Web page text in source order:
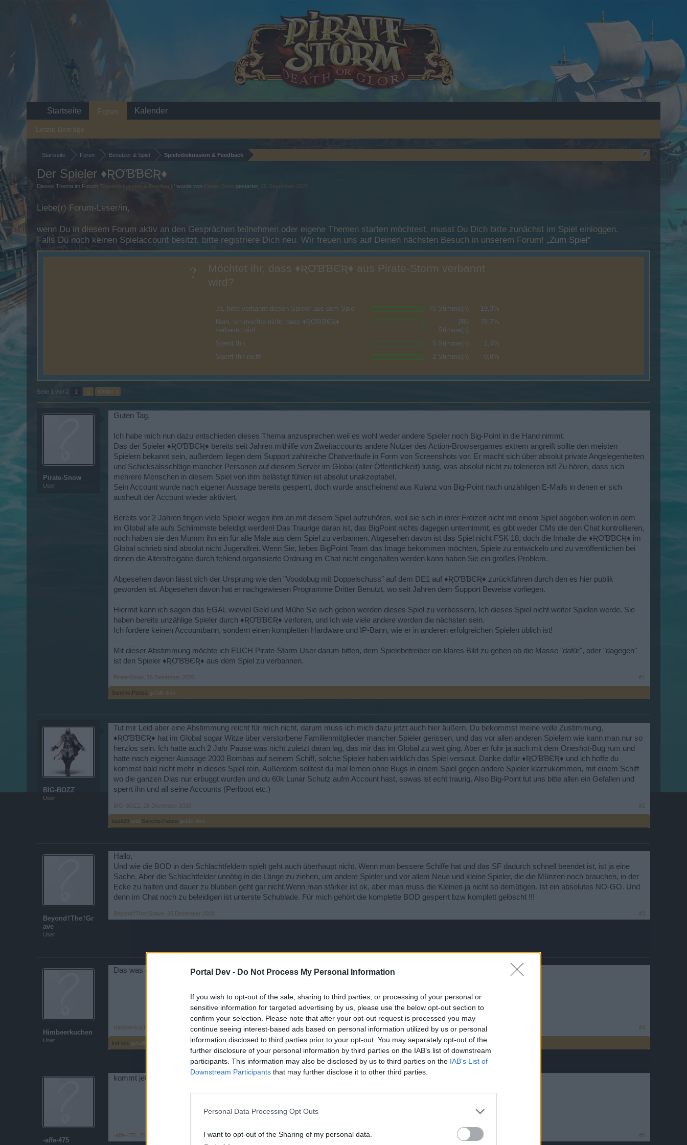
Portal Dev - Do Not Process My Personal Information
If you wish to opt-out of the sale, sharing to third parties, or processing of your personal or
sensitive information for targeted advertising by us, please use the below opt-out section to
confirm your selection. Please note that after your opt-out request is processed you may
continue seeing interest-based ads based on personal information utilized by us or personal
information disclosed to third parties prior to your opt-out. You may separately opt-out of the
further disclosure of your personal information by third parties on the IAB’s list of downstream
participants. This information may also be disclosed by us to third parties on the IAB’s List of
Downstream Participants that may further disclose it to other third parties.
Personal Data Processing Opt Outs
I want to opt-out of the Sharing of my personal data.
Startseite Foren Benutzer & Spiel Spielediskussion & Feedback
Der Spieler ♦ƦƠƁƁЄƦ♦
Dieses Thema im Forum ' Spielediskussion & Feedback' wurde von Pirate-Snow gestartet, 26 Dezember 2020
Liebe(r) Forum-Leser/in,
wenn Du in diesem Forum aktiv an den Gesprächen teilnehmen oder eigene Themen starten möchtest, musst Du Dich bitte zunächst im Spiel einloggen.
Falls Du noch keinen Spielaccount besitzt, bitte registriere Dich neu. Wir freuen uns auf Deinen nächsten Besuch in unserem Forum! „Zum Spiel“
?
Möchtet ihr, dass ♦ƦƠƁƁЄƦ♦ aus Pirate-Storm verbannt
wird?
Ja, bitte verbannt diesen Spieler aus dem Spiel 70 Stimme(n)
19,3%
Nein, ich möchte nicht, dass ♦ƦƠƁƁЄƦ♦
verbannt wird
285
Stimme(n)
78,7%
Sperrt Ihn 5 Stimme(n)
1,4%
Sperrt Ihn nicht
2 Stimme(n) 0,6%
Seite 1 von 2 1 2 Weiter >
Pirate-Snow
User
Guten Tag,
Ich habe mich nun dazu entschieden dieses Thema anzusprechen weil es wohl weder andere Spieler noch Big-Point in die Hand nimmt.
Das der Spieler ♦ƦƠƁƁЄƦ♦ bereits seit Jahren mithilfe von Zweitaccounts andere Nutzer des Action-Browsergames extrem angreift sollte den meisten
Spielern bekannt sein, außerdem liegen dem Support zahlreiche Chatverläufe in Form von Screenshots vor. Er macht sich über absolut private Angelegenheiten
und Schicksalsschläge mancher Personen auf diesem Server im Global (aller Öffentlichkeit) lustig, was absolut nicht zu tolerieren ist! Zu hören, dass sich
mehrere Menschen in diesem Spiel von ihm belästigt fühlen ist absolut unakzeptabel.
Sein Account wurde nach eigener Aussage bereits gesperrt, doch wurde anscheinend aus Kulanz von Big-Point nach unzähligen E-Mails in denen er sich
ausheult der Account wieder aktiviert.
Bereits vor 2 Jahren fingen viele Spieler wegen ihm an mit diesem Spiel aufzuhören, weil sie sich in ihrer Freizeit nicht mit einem Spiel abgeben wollen in dem
im Global alle aufs Schlimmste beleidigt werden! Das Traurige daran ist, das BigPoint nichts dagegen unternimmt, es gibt weder CMs die den Chat kontrollieren,
noch haben sie den Mumm ihn ein für alle Male aus dem Spiel zu verbannen. Abgesehen davon ist das Spiel nicht FSK 18, doch die Inhalte die ♦ƦƠƁƁЄƦ♦ im
Global schrieb sind absolut nicht Jugendfrei. Wenn Sie, liebes BigPoint Team das Image bekommen möchten, Spiele zu entwickeln und zu veröffentlichen bei
denen die Altersfreigabe durch fehlend organisierte Ordnung im Chat nicht eingehalten werden kann haben Sie ein großes Problem.
Abgesehen davon lässt sich der Ursprung wie den "Voodobug mit Doppelschuss" auf dem DE1 auf ♦ƦƠƁƁЄƦ♦ zurückführen durch den es hier publik
geworden ist. Abgesehen davon hat er nachgewiesen Programme Dritter Benutzt, wo seit Jahren dem Support Beweise vorliegen.
Hiermit kann ich sagen das EGAL wieviel Geld und Mühe Sie sich geben werden dieses Spiel zu verbessern, Ich dieses Spiel nicht weiter Spielen werde. Sie
haben bereits unzählige Spieler durch ♦ƦƠƁƁЄƦ♦ verloren, und Ich wie viele andere werden die nächsten sein.
Ich fordere keinen Accountbann, sondern einen kompletten Hardware und IP-Bann, wie er in anderen erfolgreichen Spielen üblich ist!
Mit dieser Abstimmung möchte ich EUCH Pirate-Storm User darum bitten, dem Spielebetreiber ein klares Bild zu geben ob die Masse "dafür", oder "dagegen"
ist den Spieler ♦ƦƠƁƁЄƦ♦ aus dem Spiel zu verbannen.
Pirate-Snow 26 Dezember 2020 #1
Sancho.Panza gefällt dies.
BIG-BOZZ
User
Tut mir Leid aber eine Abstimmung reicht für mich nicht, darum muss ich mich dazu jetzt auch hier äußern. Du bekommst meine volle Zustimmung,
♦ƦƠƁƁЄƦ♦ hat im Global sogar Witze über verstorbene Familienmitglieder mancher Spieler gerissen, und das vor allen anderen Spielern wie kann man nur so
herzlos sein. Ich hatte auch 2 Jahr Pause was nicht zuletzt daran lag, das mir das im Global zu weit ging. Aber er fuhr ja auch mit dem Oneshot-Bug rum und
hatte nach eigener Aussage 2000 Bombas auf seinem Schiff, solche Spieler haben wirklich das Spiel versaut. Danke dafür ♦ƦƠƁƁЄƦ♦ und ich hoffe du
kommst bald nicht mehr in dieses Spiel rein. Außerdem solltest du mal lernen ohne Bugs in einem Spiel gegen andere Spieler klarzukommen, mit einem Schiff
wo die ganzen Dias nur erbuggt wurden und du 60k Lunar Schutz aufm Account hast, sowas ist echt traurig. Also Big-Point tut uns bitte allen ein Gefallen und
sperrt ihn und all seine Accounts (Perlboot etc.)
BIG-BOZZ 26 Dezember 2020 #2
basti23 und Sancho.Panza gefällt dies.
Beyond†The†Gr
ave
User
Hallo,
Und wie die BOD in den Schlachtfeldern spielt geht auch überhaupt nicht. Wenn man bessere Schiffe hat und das SF dadurch schnell beendet ist, ist ja eine
Sache. Aber die Schlachtfelder unnötig in die Länge zu ziehen, um andere Spieler und vor allem Neue und kleine Spieler, die die Münzen noch brauchen, in der
Ecke zu halten und dauer zu blubben geht gar nicht.Wenn man stärker ist ok, aber man muss die Kleinen ja nicht so demütigen. Ist ein absolutes NO-GO. Und
denn im Chat noch zu beleidigen ist unterste Schublade. Für mich gehört die komplette BOD gesperrt bzw komplett gelöscht !!!
Beyond†The†Grave 26 Dezember 2020 #3
Himbeerkuchen
User
Das was du da alles geschrieben hast trifft auf 95% des deutschen Servers zu LOL
Himbeerkuchen 26 Dezember 2020 #4
ImFloix gefällt dies.
-affe-475
kommt jetzt die BOD mit den ganzen 2 acc. um die Abstimmung zu türken ne ne ne ne ne
-affe-475 26 Dezember 2020 #5
Startseite Foren
Letzte Beiträge
Kalender